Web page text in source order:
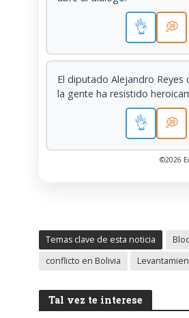
👌 💭
El diputado Alejandro Reyes
la gente ha resistido
👌 💭
©2026
Temas clave de esta noticia
conflicto en Bolivia
Tal vez te interese